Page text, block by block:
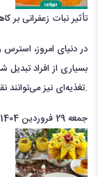
تأثیر نبات زعفرانی
در دنیای امروز،
بسیاری از افراد تبدیل
تغذیه‌ای نیز می‌توانند نقش مؤثری در کاهش این حالات ایفا کنند.
جمعه 29 فروردین 1404